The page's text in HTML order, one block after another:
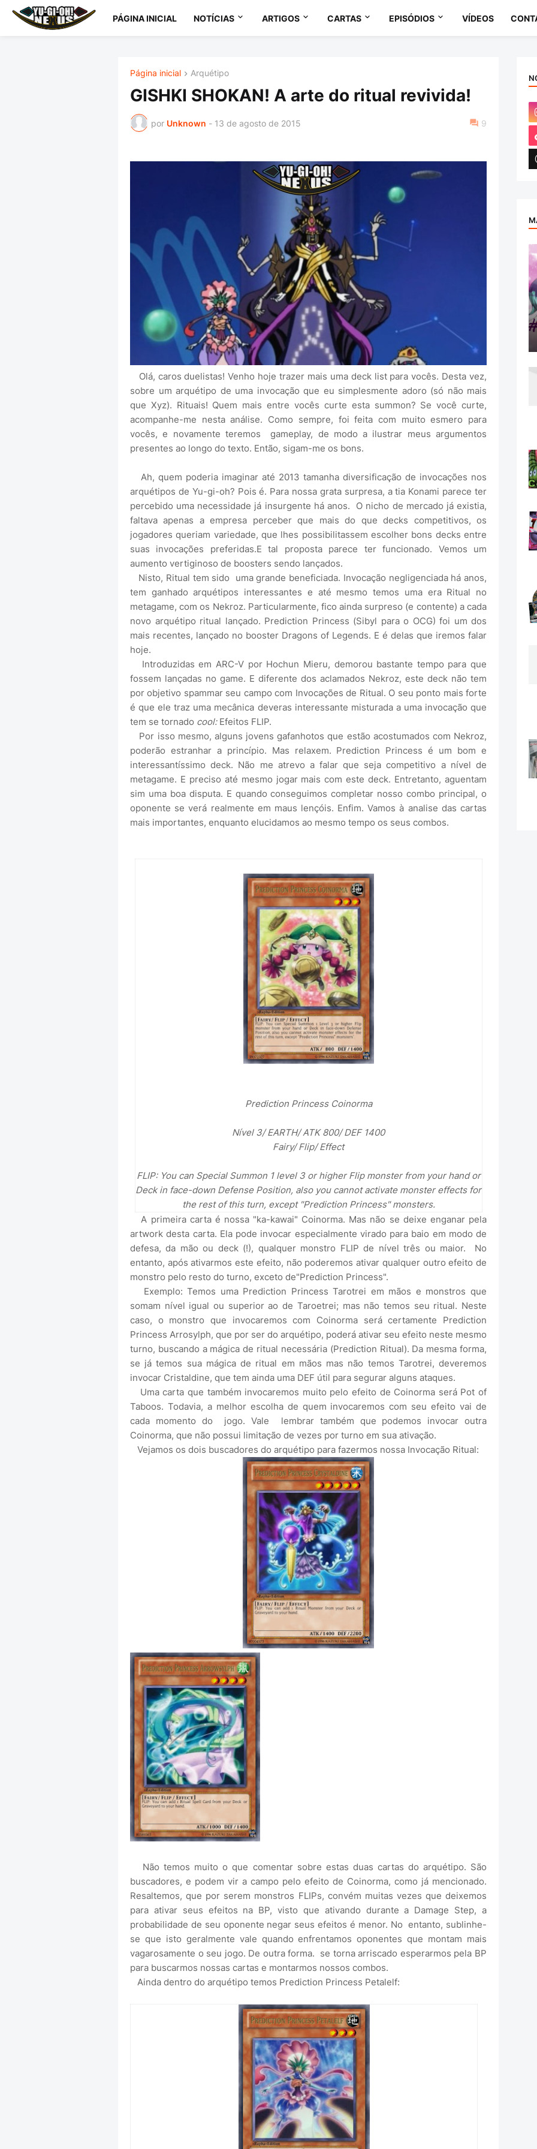
PÁGINA INICIAL NOTÍCIAS ARTIGOS CARTAS EPISÓDIOS VÍDEOS
Página inicial Arquétipo
GISHKI SHOKAN! A arte do ritual revivida!
por Unknown - 13 de agosto de 2015 9
Olá, caros duelistas! Venho hoje trazer mais uma deck list para vocês. Desta vez,
sobre um arquétipo de uma invocação que eu simplesmente adoro (só não mais
que Xyz). Rituais! Quem mais entre vocês curte esta summon? Se você curte,
acompanhe-me nesta análise. Como sempre, foi feita com muito esmero para
vocês, e novamente teremos gameplay, de modo a ilustrar meus argumentos
presentes ao longo do texto. Então, sigam-me os bons.
Ah, quem poderia imaginar até 2013 tamanha diversificação de invocações nos
arquétipos de Yu-gi-oh? Pois é. Para nossa grata surpresa, a tia Konami parece ter
percebido uma necessidade já insurgente há anos. O nicho de mercado já existia,
faltava apenas a empresa perceber que mais do que decks competitivos, os
jogadores queriam variedade, que lhes possibilitassem escolher bons decks entre
suas invocações preferidas.E tal proposta parece ter funcionado. Vemos um
aumento vertiginoso de boosters sendo lançados.
Nisto, Ritual tem sido uma grande beneficiada. Invocação negligenciada há anos,
tem ganhado arquétipos interessantes e até mesmo temos uma era Ritual no
metagame, com os Nekroz. Particularmente, fico ainda surpreso (e contente) a cada
novo arquétipo ritual lançado. Prediction Princess (Sibyl para o OCG) foi um dos
mais recentes, lançado no booster Dragons of Legends. E é delas que iremos falar
hoje.
Introduzidas em ARC-V por Hochun Mieru, demorou bastante tempo para que
fossem lançadas no game. E diferente dos aclamados Nekroz, este deck não tem
por objetivo spammar seu campo com Invocações de Ritual. O seu ponto mais forte
é que ele traz uma mecânica deveras interessante misturada a uma invocação que
tem se tornado cool:Efeitos FLIP.
Por isso mesmo, alguns jovens gafanhotos que estão acostumados com Nekroz,
poderão estranhar a princípio. Mas relaxem. Prediction Princess é um bom e
interessantíssimo deck. Não me atrevo a falar que seja competitivo a nível de
metagame. E preciso até mesmo jogar mais com este deck. Entretanto, aguentam
sim uma boa disputa. E quando conseguimos completar nosso combo principal, o
oponente se verá realmente em maus lençóis. Enfim. Vamos à analise das cartas
mais importantes, enquanto elucidamos ao mesmo tempo os seus combos.
Prediction Princess Coinorma
Nível 3/ EARTH/ ATK 800/ DEF 1400
Fairy/ Flip/ Effect
FLIP: You can Special Summon 1 level 3 or higher Flip monster from your hand or
Deck in face-down Defense Position, also you cannot activate monster effects for
the rest of this turn, except "Prediction Princess" monsters.
A primeira carta é nossa "ka-kawai" Coinorma. Mas não se deixe enganar pela
artwork desta carta. Ela pode invocar especialmente virado para baio em modo de
defesa, da mão ou deck (!), qualquer monstro FLIP de nível três ou maior. No
entanto, após ativarmos este efeito, não poderemos ativar qualquer outro efeito de
monstro pelo resto do turno, exceto de"Prediction Princess".
Exemplo: Temos uma Prediction Princess Tarotrei em mãos e monstros que
somam nível igual ou superior ao de Taroetrei; mas não temos seu ritual. Neste
caso, o monstro que invocaremos com Coinorma será certamente Prediction
Princess Arrosylph, que por ser do arquétipo, poderá ativar seu efeito neste mesmo
turno, buscando a mágica de ritual necessária (Prediction Ritual). Da mesma forma,
se já temos sua mágica de ritual em mãos mas não temos Tarotrei, deveremos
invocar Cristaldine, que tem ainda uma DEF útil para segurar alguns ataques.
Uma carta que também invocaremos muito pelo efeito de Coinorma será Pot of
Taboos. Todavia, a melhor escolha de quem invocaremos com seu efeito vai de
cada momento do jogo. Vale lembrar também que podemos invocar outra
Coinorma, que não possui limitação de vezes por turno em sua ativação.
Vejamos os dois buscadores do arquétipo para fazermos nossa Invocação Ritual:
Não temos muito o que comentar sobre estas duas cartas do arquétipo. São
buscadores, e podem vir a campo pelo efeito de Coinorma, como já mencionado.
Resaltemos, que por serem monstros FLIPs, convém muitas vezes que deixemos
para ativar seus efeitos na BP, visto que ativando durante a Damage Step, a
probabilidade de seu oponente negar seus efeitos é menor. No entanto, sublinhe-
se que isto geralmente vale quando enfrentamos oponentes que montam mais
vagarosamente o seu jogo. De outra forma. se torna arriscado esperarmos pela BP
para buscarmos nossas cartas e montarmos nossos combos.
Ainda dentro do arquétipo temos Prediction Princess Petalelf: